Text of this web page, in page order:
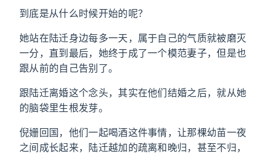
到底是从什么时候开始的呢？
她站在陆迁身边每多一天，属于自己的气质就被磨灭
一分，直到最后，她终于成了一个模范妻子，但是也
跟从前的自己告别了。
跟陆迁离婚这个念头，其实在他们结婚之后，就从她
的脑袋里生根发芽。
倪姗回国，他们一起喝酒这件事情，让那棵幼苗一夜
之间成长起来，陆迁越加的疏离和晚归，甚至不归，